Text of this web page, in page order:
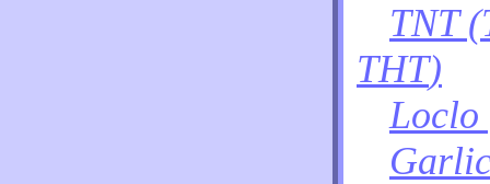
TNT
ТНТ)
Loclo